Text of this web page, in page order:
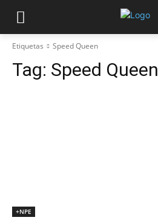
Etiquetas Speed Queen
Tag: Speed Queen
+NPE